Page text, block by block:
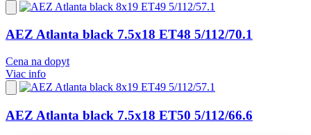
Pridať
do
AEZ Atlanta black 7.5x18 ET48 5/112/70.1
Cena na dopyt
Viac info
Pridať
do
AEZ Atlanta black 7.5x18 ET50 5/112/66.6